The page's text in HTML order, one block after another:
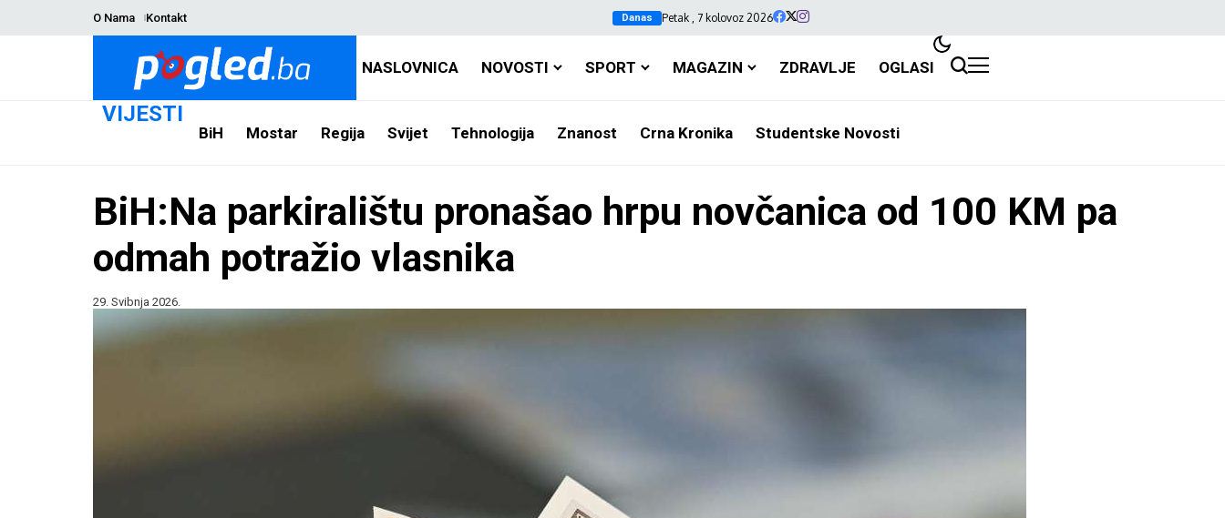
O Nama Kontakt Danas Petak , 7 kolovoz 2026
NASLOVNICA NOVOSTI SPORT MAGAZIN ZDRAVLJE OGLASI
VIJESTI
BiH Mostar Regija Svijet Tehnologija Znanost Crna Kronika Studentske Novosti
BiH:Na parkiralištu pronašao hrpu novčanica od 100 KM pa
odmah potražio vlasnika
29. Svibnja 2026.